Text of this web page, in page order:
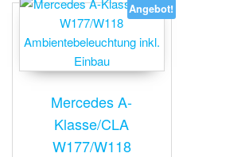
Angebot!
Mercedes A-
Klasse/CLA
W177/W118